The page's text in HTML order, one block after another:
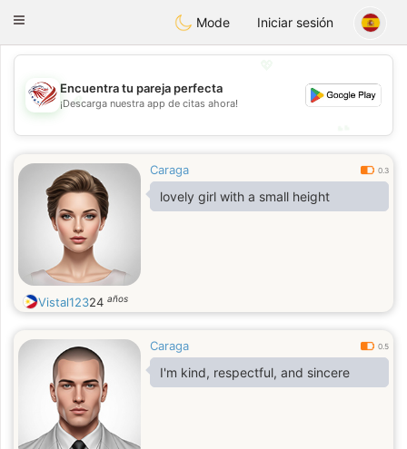
StatesDating
Toggle
Mode Iniciar sesión
💖
💕
Encuentra tu pareja perfecta
¡Descarga nuestra app de citas ahora!
Caraga 0.3
lovely girl with a small height
Vistal12324 años
Caraga 0.5
I'm kind, respectful, and sincere